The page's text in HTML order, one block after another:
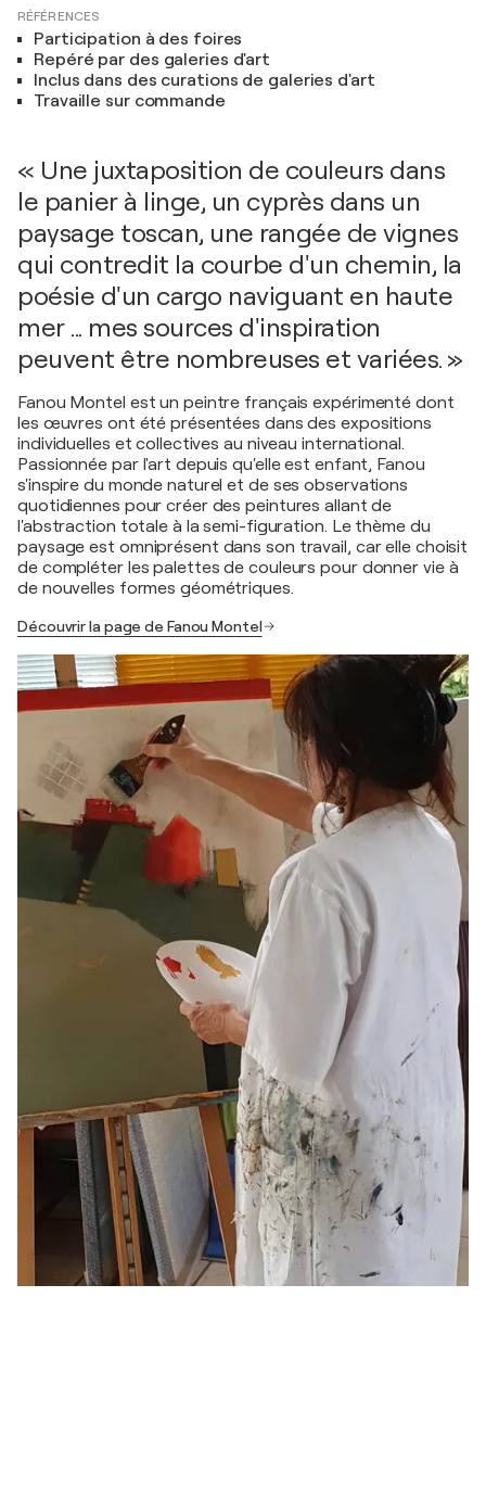
RÉFÉRENCES
Participation à des foires
Repéré par des galeries d'art
Inclus dans des curations de galeries d'art
Travaille sur commande
« Une juxtaposition de couleurs dans
le panier à linge, un cyprès dans un
paysage toscan, une rangée de vignes
qui contredit la courbe d'un chemin, la
poésie d'un cargo naviguant en haute
mer ... mes sources d'inspiration
peuvent être nombreuses et variées. »
Fanou Montel est un peintre français expérimenté dont
les œuvres ont été présentées dans des expositions
individuelles et collectives au niveau international.
Passionnée par l'art depuis qu'elle est enfant, Fanou
s'inspire du monde naturel et de ses observations
quotidiennes pour créer des peintures allant de
l'abstraction totale à la semi-figuration. Le thème du
paysage est omniprésent dans son travail, car elle choisit
de compléter les palettes de couleurs pour donner vie à
de nouvelles formes géométriques.
Découvrir la page de Fanou Montel